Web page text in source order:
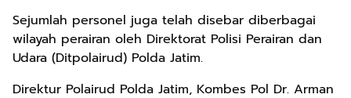
Sejumlah personel juga telah disebar diberbagai
wilayah perairan oleh Direktorat Polisi Perairan dan
Udara (Ditpolairud) Polda Jatim.
Direktur Polairud Polda Jatim, Kombes Pol Dr. Arman